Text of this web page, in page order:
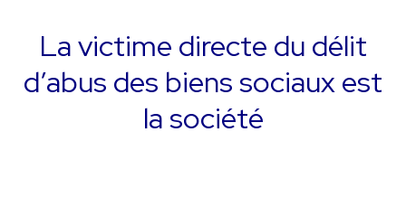
La victime directe du délit
d’abus des biens sociaux est
la société